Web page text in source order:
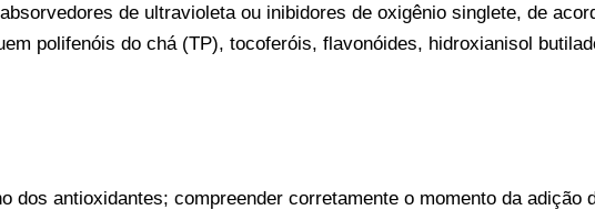
de ultravioleta ou inibidores de oxigênio singlete, de
polifenóis do chá (TP), tocoferóis, flavonóides, hidroxianisol
dos antioxidantes; compreender corretamente o momento da